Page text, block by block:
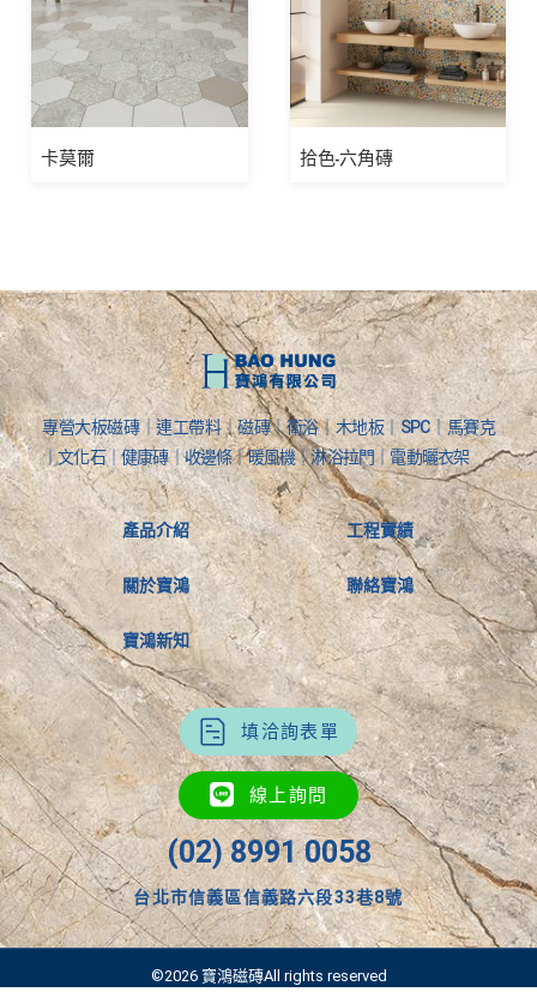
卡莫爾 拾色-六角磚
專營大板磁磚｜連工帶料｜磁磚｜衛浴｜木地板｜SPC｜馬賽克
｜文化石｜健康磚｜收邊條｜暖風機｜淋浴拉門｜電動曬衣架
產品介紹
關於寶鴻
寶鴻新知
工程實績
聯絡寶鴻
填洽詢表單
線上詢問
(02) 8991 0058
台北市信義區信義路六段33巷8號
©2026 寶鴻磁磚All rights reserved